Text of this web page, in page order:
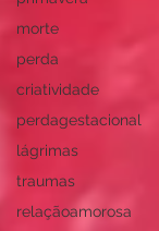
morte
perda
criatividade
perdagestacional
lágrimas
traumas
relaçãoamorosa